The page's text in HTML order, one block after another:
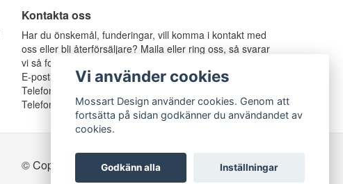
Kontakta oss
Har du önskemål, funderingar, vill komma i kontakt med
oss eller bli återförsäljare? Maila eller ring oss, så svarar
vi så fort vi kan.
E-postadress:info@mossartdesign.se
Telefon: 070-787 37 36, Anders Mossberg
Telefon: 070-424 80 77, Rosie Mossberg
© Copyright Mossart Design
Vi använder cookies
Mossart Design använder cookies. Genom att
fortsätta på sidan godkänner du användandet av
cookies.
Godkänn alla Inställningar